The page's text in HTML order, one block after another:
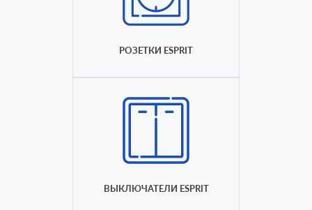
РОЗЕТКИ ESPRIT
ВЫКЛЮЧАТЕЛИ ESPRIT